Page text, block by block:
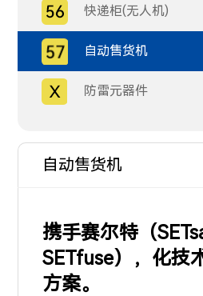
快递柜(无人机)
自动售货机
防雷元器件
自动售货机
携手赛尔特（
SETfuse），化技
方案。